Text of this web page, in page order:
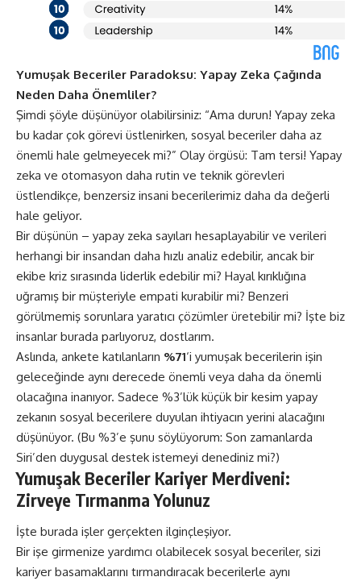
Yumuşak Beceriler Paradoksu: Yapay Zeka Çağında
Neden Daha Önemliler?
Şimdi şöyle düşünüyor olabilirsiniz: “Ama durun! Yapay zeka
bu kadar çok görevi üstlenirken, sosyal beceriler daha az
önemli hale gelmeyecek mi?” Olay örgüsü: Tam tersi! Yapay
zeka ve otomasyon daha rutin ve teknik görevleri
üstlendikçe, benzersiz insani becerilerimiz daha da değerli
hale geliyor.
Bir düşünün – yapay zeka sayıları hesaplayabilir ve verileri
herhangi bir insandan daha hızlı analiz edebilir, ancak bir
ekibe kriz sırasında liderlik edebilir mi? Hayal kırıklığına
uğramış bir müşteriyle empati kurabilir mi? Benzeri
görülmemiş sorunlara yaratıcı çözümler üretebilir mi? İşte biz
insanlar burada parlıyoruz, dostlarım.
Aslında, ankete katılanların %71‘i yumuşak becerilerin işin
geleceğinde aynı derecede önemli veya daha da önemli
olacağına inanıyor. Sadece %3’lük küçük bir kesim yapay
zekanın sosyal becerilere duyulan ihtiyacın yerini alacağını
düşünüyor. (Bu %3’e şunu söylüyorum: Son zamanlarda
Siri’den duygusal destek istemeyi denediniz mi?)
Yumuşak Beceriler Kariyer Merdiveni:
Zirveye Tırmanma Yolunuz
İşte burada işler gerçekten ilginçleşiyor.
Bir işe girmenize yardımcı olabilecek sosyal beceriler, sizi
kariyer basamaklarını tırmandıracak becerilerle aynı